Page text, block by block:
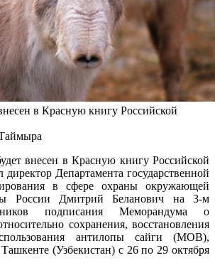
в Красную книгу Российской
внесен в Красную книгу Российской
Департамента государственной
в сфере охраны окружающей
России Дмитрий Беланович на 3-м
подписания Меморандума о
сохранения, восстановления
антилопы сайги (МОВ),
(Узбекистан) с 26 по 29 октября